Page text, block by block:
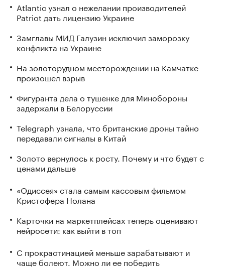
Atlantic узнал о нежелании производителей
Patriot дать лицензию Украине
Замглавы МИД Галузин исключил заморозку
конфликта на Украине
На золоторудном месторождении на Камчатке
произошел взрыв
Фигуранта дела о тушенке для Минобороны
задержали в Белоруссии
Telegraph узнала, что британские дроны тайно
передавали сигналы в Китай
Золото вернулось к росту. Почему и что будет с
ценами дальше
«Одиссея» стала самым кассовым фильмом
Кристофера Нолана
Карточки на маркетплейсах теперь оценивают
нейросети: как выйти в топ
С прокрастинацией меньше зарабатывают и
чаще болеют. Можно ли ее победить